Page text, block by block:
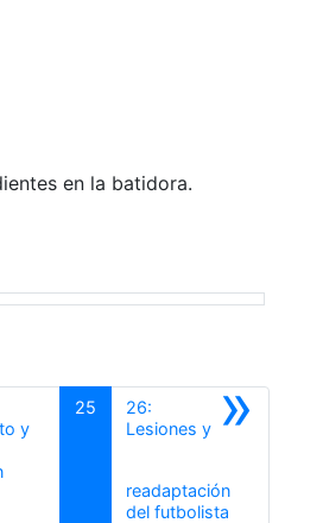
en la batidora.
y
25 »
26:
Lesiones y
readaptación
del futbolistaSiguiente